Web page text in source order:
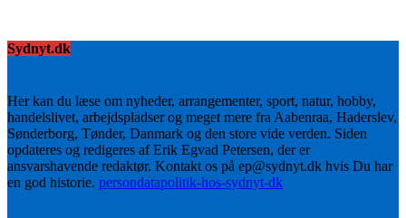
Sydnyt.dk
Her kan du læse om nyheder, arrangementer, sport, natur, hobby,
handelslivet, arbejdspladser og meget mere fra Aabenraa, Haderslev,
Sønderborg, Tønder, Danmark og den store vide verden. Siden
opdateres og redigeres af Erik Egvad Petersen, der er
ansvarshavende redaktør. Kontakt os på ep@sydnyt.dk hvis Du har
en god historie. persondatapolitik-hos-sydnyt-dk